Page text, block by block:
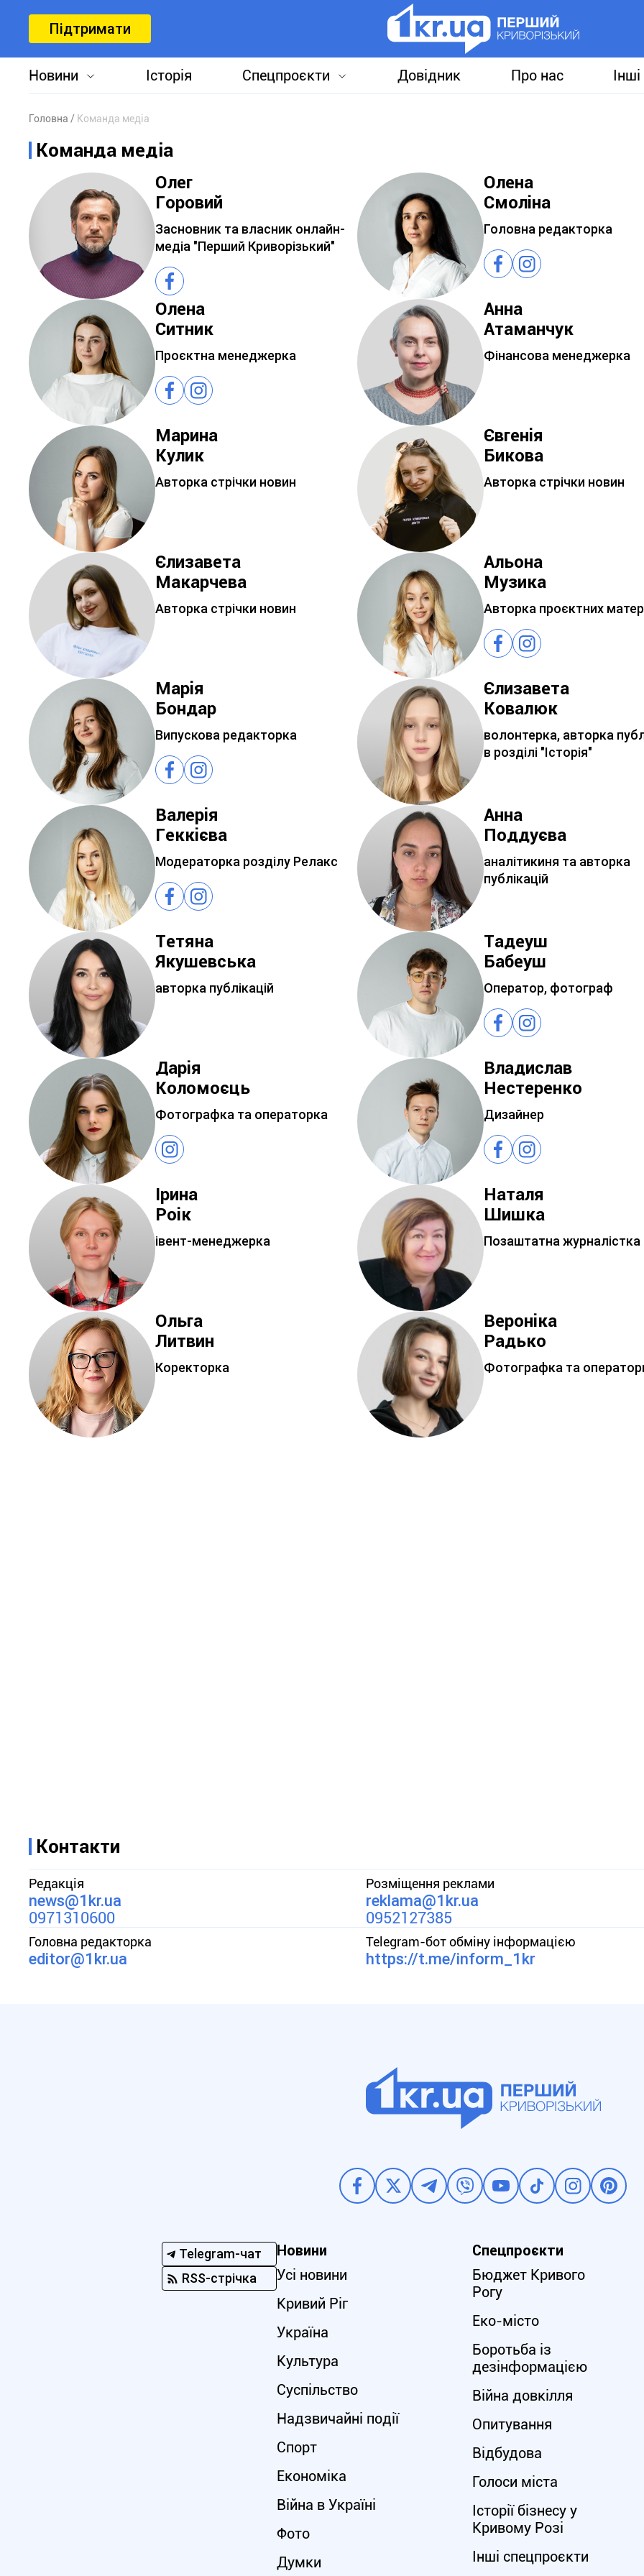
Підтримати
Новини Історія Спецпроєкти Довідник Про нас
Головна Команда медіа
Команда медіа
Олег
Горовий
Засновник та власник онлайн-
медіа "Перший Криворізький"
Олена
Смоліна
Головна редакторка
Олена
Ситник
Проєктна менеджерка
Анна
Атаманчук
Фінансова менеджерка
Марина
Кулик
Авторка стрічки новин
Євгенія
Бикова
Авторка стрічки новин
Єлизавета
Макарчева
Авторка стрічки новин
Альона
Музика
Авторка проєктних
Марія
Бондар
Випускова редакторка
Єлизавета
Ковалюк
волонтерка, авторка
в розділі "Історія"
Валерія
Геккієва
Модераторка розділу Релакс
Анна
Поддуєва
аналітикиня та авторка
публікацій
Тетяна
Якушевська
авторка публікацій
Тадеуш
Бабеуш
Оператор, фотограф
Дарія
Коломоєць
Фотографка та операторка
Владислав
Нестеренко
Дизайнер
Ірина
Роік
івент-менеджерка
Наталя
Шишка
Позаштатна журналістка
Ольга
Литвин
Коректорка
Вероніка
Радько
Фотографка та
Контакти
Редакція
news@1kr.ua
0971310600
Розміщення реклами
reklama@1kr.ua
0952127385
Головна редакторка
editor@1kr.ua
Telegram-бот обміну інформацією
https://t.me/inform_1kr
Telegram-чат
RSS-стрічка
Новини
Усі новини
Кривий Ріг
Україна
Культура
Суспільство
Надзвичайні події
Спорт
Економіка
Війна в Україні
Фото
Думки
Спецпроєкти
Бюджет Кривого
Рогу
Еко-місто
Боротьба із
дезінформацією
Війна довкілля
Опитування
Відбудова
Голоси міста
Історії бізнесу у
Кривому Розі
Інші спецпроєкти